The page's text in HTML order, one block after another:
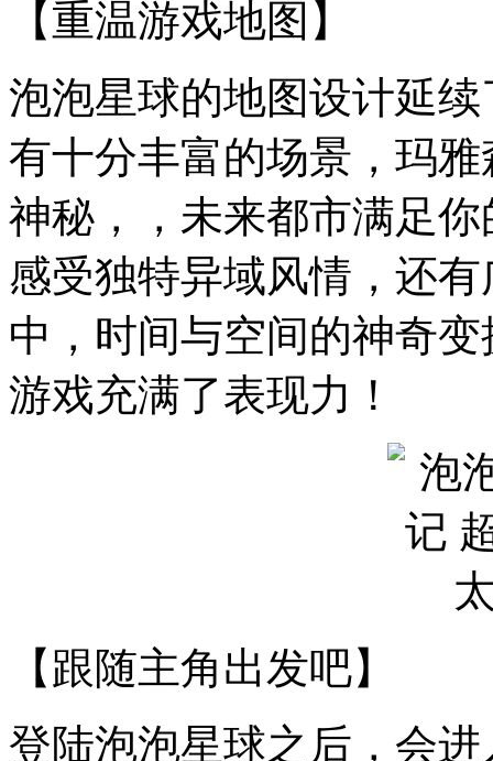
【重温游戏地图】
泡泡星球的地图设计延
有十分丰富的场景，玛
神秘，，未来都市满足
感受独特异域风情，还
中，时间与空间的神奇
游戏充满了表现力！
【跟随主角出发吧】
登陆泡泡星球之后，会